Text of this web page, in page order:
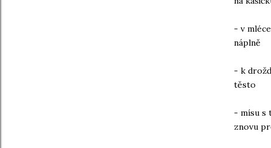
- v
náplně
- k
těsto
- mísu s
znovu